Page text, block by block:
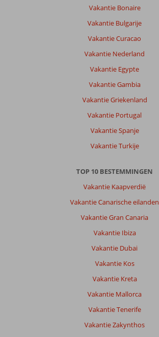
Vakantie Bonaire
Vakantie Bulgarije
Vakantie Curacao
Vakantie Nederland
Vakantie Egypte
Vakantie Gambia
Vakantie Griekenland
Vakantie Portugal
Vakantie Spanje
Vakantie Turkije
TOP 10 BESTEMMINGEN
Vakantie Kaapverdië
Vakantie Canarische eilanden
Vakantie Gran Canaria
Vakantie Ibiza
Vakantie Dubai
Vakantie Kos
Vakantie Kreta
Vakantie Mallorca
Vakantie Tenerife
Vakantie Zakynthos